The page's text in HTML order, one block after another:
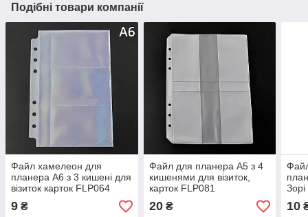
Подібні товари компанії
Файл хамелеон для
планера А6 з 3 кишені для
візиток карток FLP064
9 ₴
Файл для планера А5 з 4
кишенями для візиток,
карток FLP081
20₴ 10